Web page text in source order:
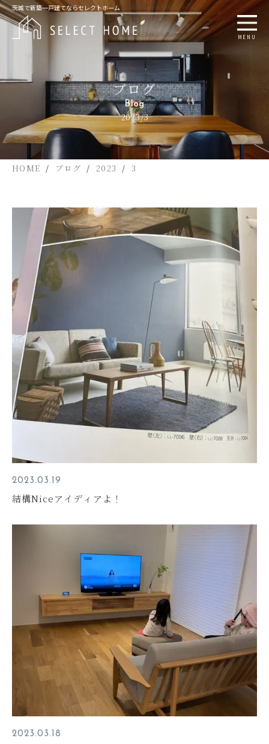
茨城で新築一戸建てならセレクトホーム
MENU
ブログ
Blog
2023/3
HOME ブログ 2023 3
2023.03.19
結構Niceアイディアよ！
2023.03.18